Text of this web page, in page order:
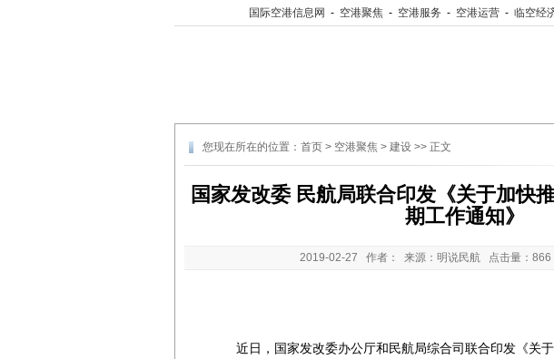
国际空港信息网 - 空港聚焦 - 空港服务 - 空港运营 - 临空经
您现在所在的位置： 首页 > 空港聚焦 > 建设 >> 正文
国家发改委 民航局联合印发《关于加快
期工作通知》
2019-02-27 作者： 来源：明说民航 点击量：
近日，国家发改委办公厅和民航局综合司联合印发《关